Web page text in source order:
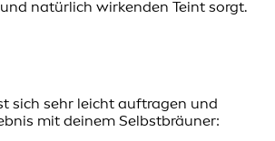
natürlich wirkenden Teint sorgt.
sich sehr leicht auftragen und
mit deinem Selbstbräuner: